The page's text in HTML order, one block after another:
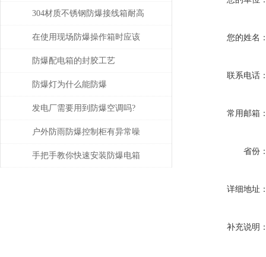
您的姓名
联系电话
常用邮箱
省份
详细地址
补充说明
304材质不锈钢防爆接线箱耐高
温多少
在使用现场防爆操作箱时应该
注意什么事项呢？
防爆配电箱的封胶工艺
防爆灯为什么能防爆
发电厂需要用到防爆空调吗?
户外防雨防爆控制柜有异常噪
音，应该怎么处理？
手把手教你快速安装防爆电箱